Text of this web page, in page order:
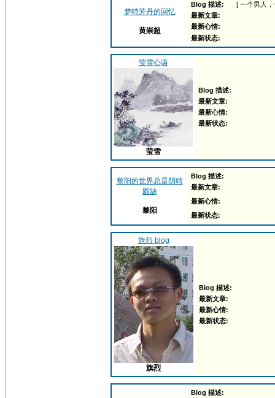
梦特芳丹的回忆
黄崇超
Blog 描述:
[ 一个男人
最新文章:
最新心情:
最新状态:
莹雪心语
莹雪
Blog 描述:
最新文章:
最新心情:
最新状态:
黎阳的世界总是阴晴
圆缺
黎阳
Blog 描述:
最新文章:
最新心情:
最新状态:
旗烈 blog
旗烈
Blog 描述:
最新文章:
最新心情:
最新状态:
Blog 描述: